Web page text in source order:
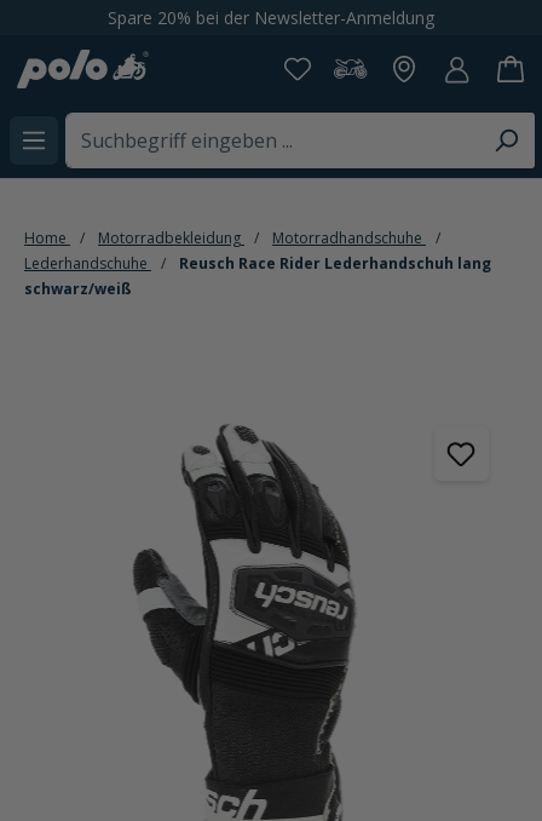
springenSpare 20% bei der Newsletter-Anmeldung
Home Motorradbekleidung
Motorradhandschuhe
Lederhandschuhe
Reusch Race Rider Lederhandschuh lang
schwarz/weiß